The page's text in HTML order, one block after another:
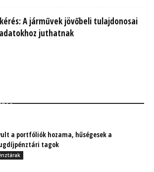
A járművek jövőbeli tulajdonosai
juthatnak
a portfóliók hozama, hűségesek a
tagok